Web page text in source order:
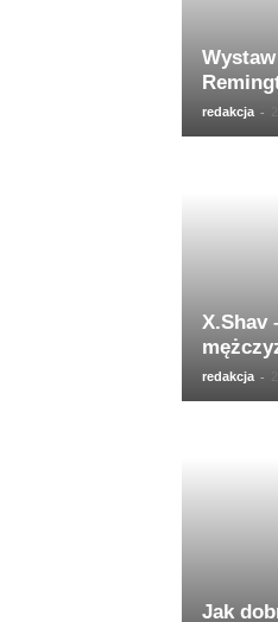
redakcja -
X.Shav
redakcja -
Jak